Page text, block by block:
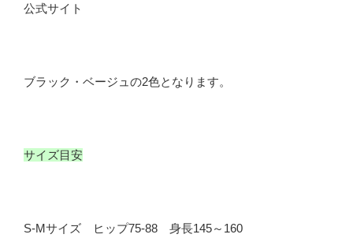
公式サイト
ブラック・ベージュの2色となります。
サイズ目安
S-Mサイズ ヒップ75-88 身長145～160